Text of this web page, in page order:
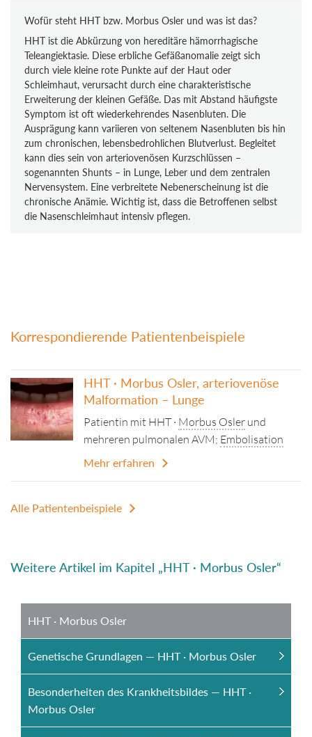
Wofür steht HHT bzw. Morbus Osler und was ist das?
HHT ist die Abkürzung von hereditäre hämorrhagische
Teleangiektasie. Diese erbliche Gefäßanomalie zeigt sich
durch viele kleine rote Punkte auf der Haut oder
Schleimhaut, verursacht durch eine charakteristische
Erweiterung der kleinen Gefäße. Das mit Abstand häufigste
Symptom ist oft wiederkehrendes Nasenbluten. Die
Ausprägung kann variieren von seltenem Nasenbluten bis hin
zum chronischen, lebensbedrohlichen Blutverlust. Begleitet
kann dies sein von arteriovenösen Kurzschlüssen –
sogenannten Shunts – in Lunge, Leber und dem zentralen
Nervensystem. Eine verbreitete Nebenerscheinung ist die
chronische Anämie. Wichtig ist, dass die Betroffenen selbst
die Nasenschleimhaut intensiv pflegen.
Korrespondierende Patientenbeispiele
HHT · Morbus Osler, arteriovenöse
Malformation – Lunge
Patientin mit HHT · Morbus Osler und
mehreren pulmonalen AVM; Embolisation
Mehr erfahren
Alle Patientenbeispiele
Weitere Artikel im Kapitel „HHT · Morbus Osler“
HHT · Morbus Osler
Genetische Grundlagen — HHT · Morbus Osler
Besonderheiten des Krankheitsbildes — HHT ·
Morbus Osler